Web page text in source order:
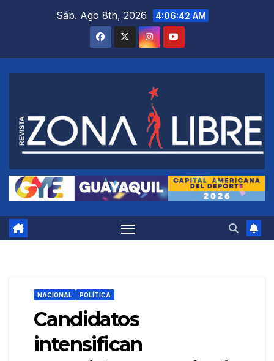
Sáb. Ago 8th, 2026 4:06:42 AM
NACIONAL POLÍTICA
Candidatos
intensifican